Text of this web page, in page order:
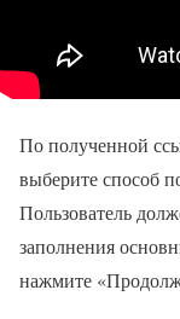
По полученной
выберите способ
Пользователь
заполнения
нажмите